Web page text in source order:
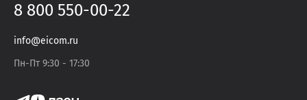
8 800 550-00-22
info@eicom.ru
Пн-Пт 9:30 - 17:30